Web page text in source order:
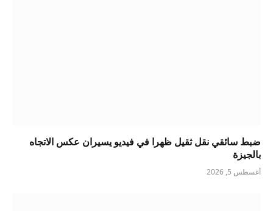
ضبط سائقي نقل ثقيل ظهرا في فيديو يسيران عكس الاتجاه
بالجيزة
أغسطس 5, 2026